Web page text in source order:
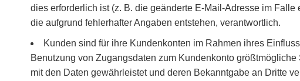
dies erforderlich ist (z. B. die geänderte E-Mail-Adresse im
die aufgrund fehlerhafter Angaben entstehen, verantwortlich.
Kunden sind für ihre Kundenkonten im Rahmen ihres
Benutzung von Zugangsdaten zum Kundenkonto
mit den Daten gewährleistet und deren Bekanntgabe an Dritte